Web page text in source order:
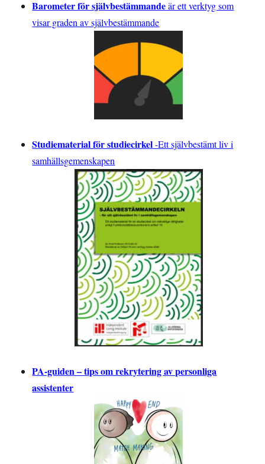
Barometer för självbestämmandeär ett verktyg som
visar graden av självbestämmande
Studiematerial för studiecirkel-Ett självbestämt liv i
samhällsgemenskapen
PA-guiden – tips om rekrytering av personliga
assistenter